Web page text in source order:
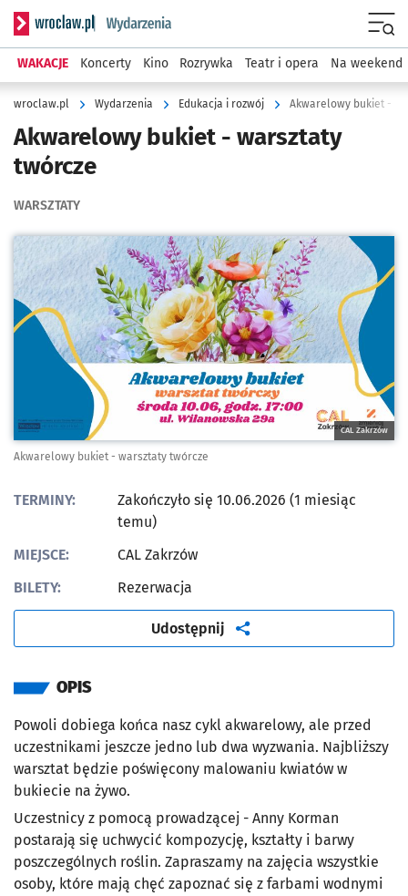
Serwis informacyjny wroclaw.pl podserwis: Wydarzenia
WAKACJE Koncerty Kino Rozrywka Teatr i opera Na weekend
wroclaw.pl Wydarzenia Edukacja i rozwój Akwarelowy bukiet -
Akwarelowy bukiet - warsztaty
twórcze
WARSZTATY
Kliknij, aby powiększyć
CAL Zakrzów
Akwarelowy bukiet - warsztaty twórcze
TERMINY:
Zakończyło się 10.06.2026 (1 miesiąc
temu)
MIEJSCE:
CAL Zakrzów
BILETY:
Rezerwacja
Udostępnij artykuł
OPIS
Powoli dobiega końca nasz cykl akwarelowy, ale przed
uczestnikami jeszcze jedno lub dwa wyzwania. Najbliższy
warsztat będzie poświęcony malowaniu kwiatów w
bukiecie na żywo.
Uczestnicy z pomocą prowadzącej - Anny Korman
postarają się uchwycić kompozycję, kształty i barwy
poszczególnych roślin. Zapraszamy na zajęcia wszystkie
osoby, które mają chęć zapoznać się z farbami wodnymi